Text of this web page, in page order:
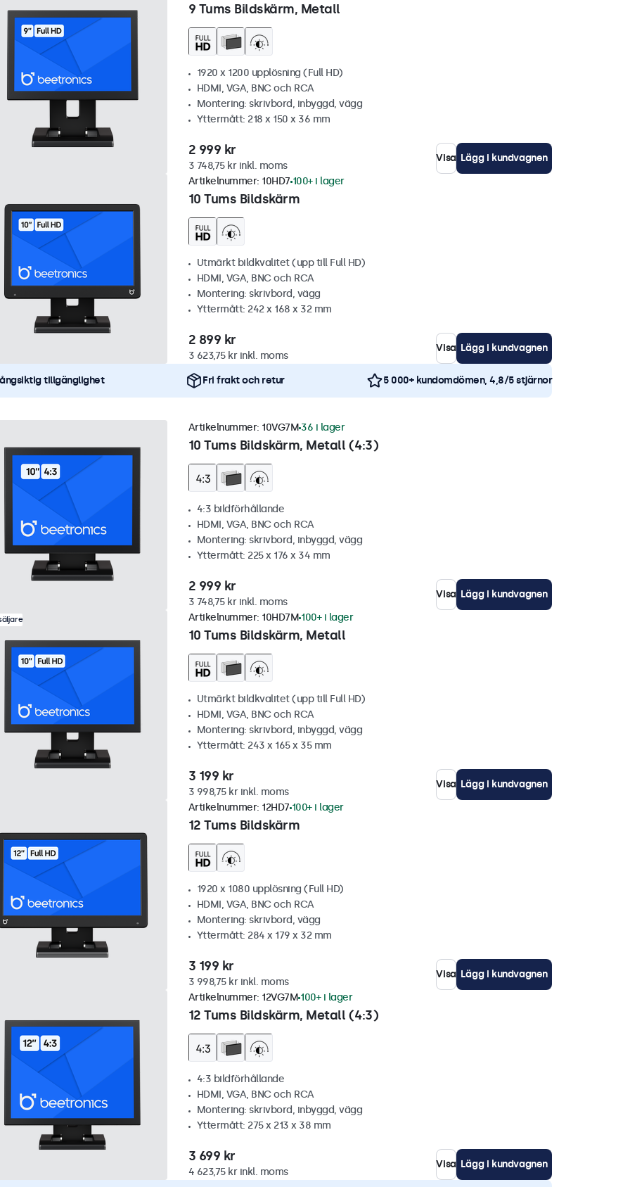
9 Tums Bildskärm, Metall
1920 x 1200 upplösning (Full HD)
HDMI, VGA, BNC och RCA
Montering: skrivbord, inbyggd, vägg
Yttermått: 218 x 150 x 36 mm
2 999 kr
3 748,75 kr inkl. moms
Visa Lägg i kundvagnen
10 Tums Bildskärm
Artikelnummer: 10HD7 100+ i lager
Utmärkt bildkvalitet (upp till Full HD)
HDMI, VGA, BNC och RCA
Montering: skrivbord, vägg
Yttermått: 242 x 168 x 32 mm
2 899 kr
3 623,75 kr inkl. moms
Visa Lägg i kundvagnen
tillgänglighet Fri frakt och retur 5 000+ kundomdömen, 4,8/5 stjärnor
10 Tums Bildskärm, Metall (4:3)
Artikelnummer: 10VG7M 36 i lager
4:3 bildförhållande
HDMI, VGA, BNC och RCA
Montering: skrivbord, inbyggd, vägg
Yttermått: 225 x 176 x 34 mm
2 999 kr
3 748,75 kr inkl. moms
Visa Lägg i kundvagnen
10 Tums Bildskärm, Metall
Artikelnummer: 10HD7M 100+ i lager
Utmärkt bildkvalitet (upp till Full HD)
HDMI, VGA, BNC och RCA
Montering: skrivbord, inbyggd, vägg
Yttermått: 243 x 165 x 35 mm
3 199 kr
3 998,75 kr inkl. moms
Visa Lägg i kundvagnen
12 Tums Bildskärm
Artikelnummer: 12HD7 100+ i lager
1920 x 1080 upplösning (Full HD)
HDMI, VGA, BNC och RCA
Montering: skrivbord, vägg
Yttermått: 284 x 179 x 32 mm
3 199 kr
3 998,75 kr inkl. moms
Visa Lägg i kundvagnen
12 Tums Bildskärm, Metall (4:3)
Artikelnummer: 12VG7M 100+ i lager
4:3 bildförhållande
HDMI, VGA, BNC och RCA
Montering: skrivbord, inbyggd, vägg
Yttermått: 275 x 213 x 38 mm
3 699 kr
4 623,75 kr inkl. moms
Visa Lägg i kundvagnen